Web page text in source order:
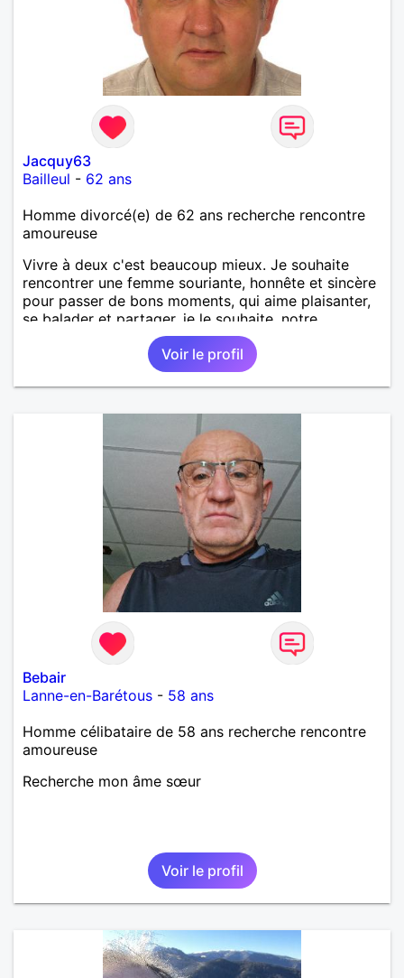
Jacquy63
Bailleul - 62 ans
Homme divorcé(e) de 62 ans recherche rencontre
amoureuse
Vivre à deux c'est beaucoup mieux. Je souhaite
rencontrer une femme souriante, honnête et sincère
pour passer de bons moments, qui aime plaisanter,
se balader et partager, je le souhaite, notre
complicité. J'aime beaucoup les chantiers de
randonnée pour se défouler, se relaxer, se détendre
et finalement prendre du bon temps. C'est difficile
de tout dire en quelques lignes. En revanche, vous
Voir le profil
Bebair
Lanne-en-Barétous - 58 ans
Homme célibataire de 58 ans recherche rencontre
amoureuse
Recherche mon âme sœur
Voir le profil